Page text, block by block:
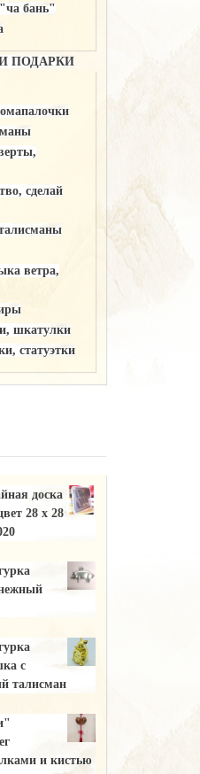
бань"
ПОДАРКИ
сделай
ветра,
шкатулки
статуэтки
доска
28 х 28
с
талисман
и кистью